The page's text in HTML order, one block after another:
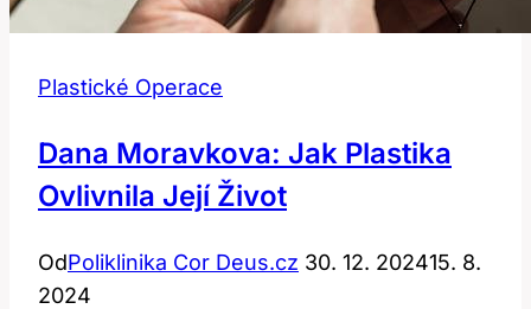
Plastické Operace
Dana Moravkova: Jak Plastika
Ovlivnila Její Život
OdPoliklinika Cor Deus.cz 30. 12. 202415. 8.
2024